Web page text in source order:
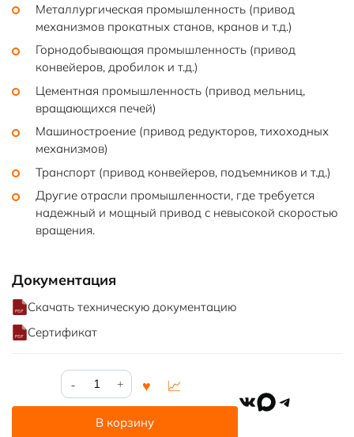
Металлургическая промышленность (привод
механизмов прокатных станов, кранов и т.д.)
Горнодобывающая промышленность (привод
конвейеров, дробилок и т.д.)
Цементная промышленность (привод мельниц,
вращающихся печей)
Машиностроение (привод редукторов, тихоходных
механизмов)
Транспорт (привод конвейеров, подъемников и т.д.)
Другие отрасли промышленности, где требуется
надежный и мощный привод с невысокой скоростью
вращения.
Документация
Скачать техническую документацию
Сертификат
Количество
товара
400У-6У1В корзину
VKMAXTelegram